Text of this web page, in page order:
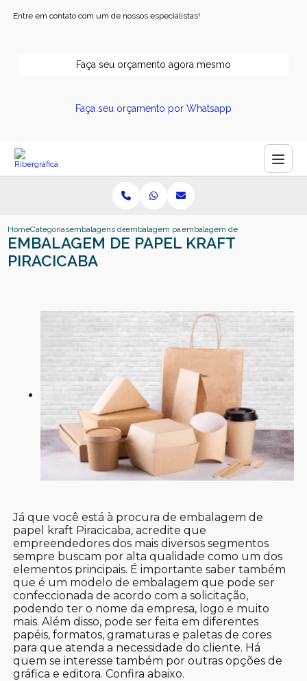
Entre em contato com um de nossos especialistas!
Faça seu orçamento agora mesmo
Faça seu orçamento por Whatsapp
HomeCategoriasembalagens de papelembalagem papel cartaoembalagem de papel kraft
EMBALAGEM DE PAPEL KRAFT
PIRACICABA
Já que você está à procura de embalagem de
papel kraft Piracicaba, acredite que
empreendedores dos mais diversos segmentos
sempre buscam por alta qualidade como um dos
elementos principais. É importante saber também
que é um modelo de embalagem que pode ser
confeccionada de acordo com a solicitação,
podendo ter o nome da empresa, logo e muito
mais. Além disso, pode ser feita em diferentes
papéis, formatos, gramaturas e paletas de cores
para que atenda a necessidade do cliente. Há
quem se interesse também por outras opções de
gráfica e editora. Confira abaixo.